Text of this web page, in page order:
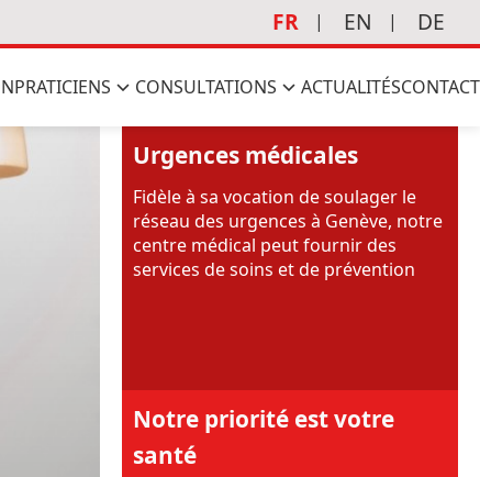
FR EN DE
PRATICIENS CONSULTATIONS ACTUALITÉSCONTACT
Urgences médicales
Fidèle à sa vocation de soulager le
réseau des urgences à Genève, notre
centre médical peut fournir des
services de soins et de prévention
Notre priorité est votre
santé